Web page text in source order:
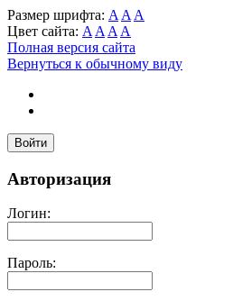
Размер шрифта: A A A
Цвет сайта: A A A A
Полная версия сайта
Вернуться к обычному виду
Войти
Авторизация
Логин:
Пароль: